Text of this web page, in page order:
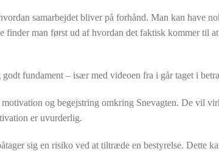
samarbejdet bliver på forhånd. Man kan have
finder man først ud af hvordan det faktisk kommer til
fundament – især med videoen fra i går taget i
og begejstring omkring Snevagten. De vil
er uvurderlig.
sig en risiko ved at tiltræde en bestyrelse. Dette